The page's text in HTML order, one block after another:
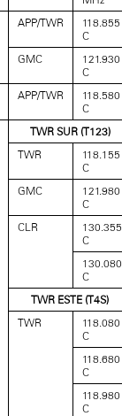
APP/TWR
118.855
C
GMC
121.930
C
APP/TWR
118.580
C
TWR SUR (T123)
TWR
118.155
C
GMC
121.980
C
CLR
130.355
C
130.080
C
TWR ESTE (T4S)
TWR
118.080
C
118.680
C
118.980
C